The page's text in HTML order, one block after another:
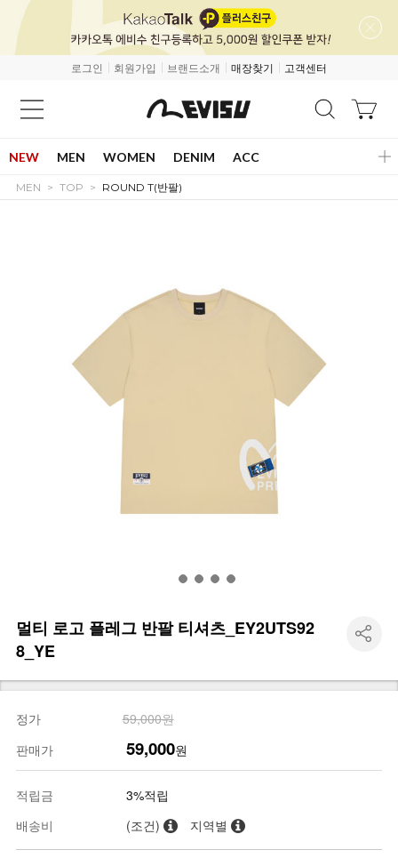
로그인 회원가입 브랜드소개 매장찾기 고객센터
NEW MEN WOMEN DENIM ACC
MEN TOP ROUND T(반팔)
멀티 로고 플레그 반팔 티셔츠_EY2UTS92
8_YE
정가
59,000원
판매가
59,000원
적립금
3%적립
배송비
(조건) 지역별